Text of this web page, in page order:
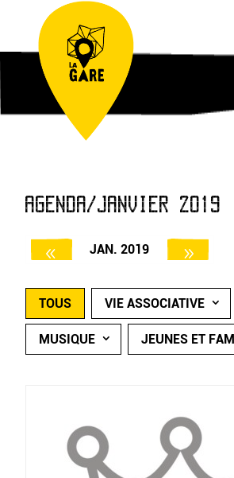
AGENDA/JANVIER 2019
JAN. 2019
TOUS VIE ASSOCIATIVE
MUSIQUE JEUNES ET